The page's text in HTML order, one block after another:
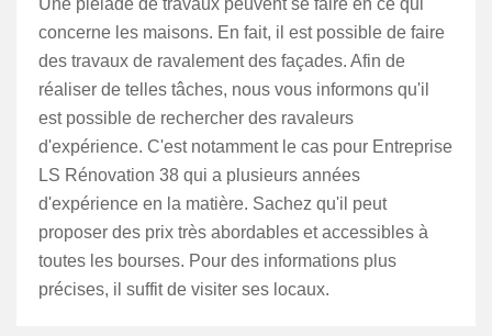
Une pléiade de travaux peuvent se faire en ce qui
concerne les maisons. En fait, il est possible de faire
des travaux de ravalement des façades. Afin de
réaliser de telles tâches, nous vous informons qu'il
est possible de rechercher des ravaleurs
d'expérience. C'est notamment le cas pour Entreprise
LS Rénovation 38 qui a plusieurs années
d'expérience en la matière. Sachez qu'il peut
proposer des prix très abordables et accessibles à
toutes les bourses. Pour des informations plus
précises, il suffit de visiter ses locaux.